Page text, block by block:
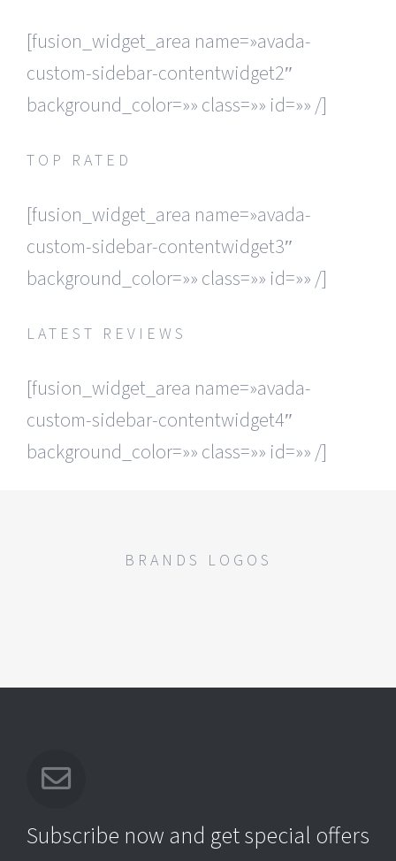
[fusion_widget_area name=»avada-
custom-sidebar-contentwidget2″
background_color=»» class=»» id=»» /]
TOP RATED
[fusion_widget_area name=»avada-
custom-sidebar-contentwidget3″
background_color=»» class=»» id=»» /]
LATEST REVIEWS
[fusion_widget_area name=»avada-
custom-sidebar-contentwidget4″
background_color=»» class=»» id=»» /]
BRANDS LOGOS
Subscribe now and get special offers